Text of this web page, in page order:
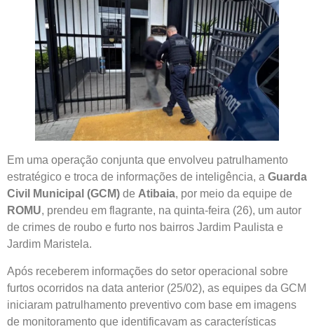
Em uma operação conjunta que envolveu patrulhamento
estratégico e troca de informações de inteligência, a Guarda
Civil Municipal (GCM) de Atibaia, por meio da equipe de
ROMU, prendeu em flagrante, na quinta-feira (26), um autor
de crimes de roubo e furto nos bairros Jardim Paulista e
Jardim Maristela.
Após receberem informações do setor operacional sobre
furtos ocorridos na data anterior (25/02), as equipes da GCM
iniciaram patrulhamento preventivo com base em imagens
de monitoramento que identificavam as características